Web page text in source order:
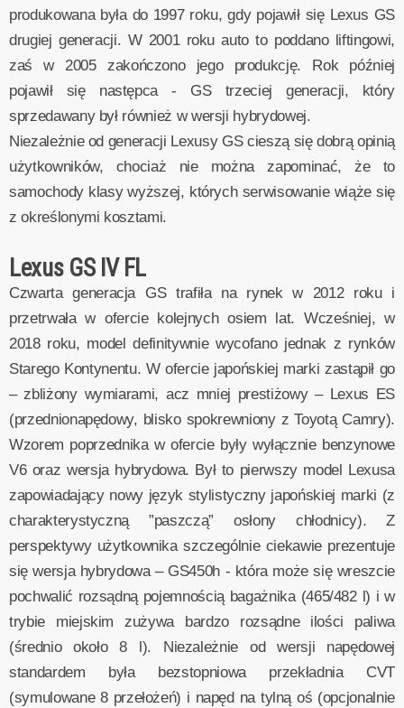
produkowana była do 1997 roku, gdy pojawił się Lexus GS
drugiej generacji. W 2001 roku auto to poddano liftingowi,
zaś w 2005 zakończono jego produkcję. Rok później
pojawił się następca - GS trzeciej generacji, który
sprzedawany był również w wersji hybrydowej.
Niezależnie od generacji Lexusy GS cieszą się dobrą opinią
użytkowników, chociaż nie można zapominać, że to
samochody klasy wyższej, których serwisowanie wiąże się
z określonymi kosztami.
Lexus GS IV FL
Czwarta generacja GS trafiła na rynek w 2012 roku i
przetrwała w ofercie kolejnych osiem lat. Wcześniej, w
2018 roku, model definitywnie wycofano jednak z rynków
Starego Kontynentu. W ofercie japońskiej marki zastąpił go
– zbliżony wymiarami, acz mniej prestiżowy – Lexus ES
(przednionapędowy, blisko spokrewniony z Toyotą Camry).
Wzorem poprzednika w ofercie były wyłącznie benzynowe
V6 oraz wersja hybrydowa. Był to pierwszy model Lexusa
zapowiadający nowy język stylistyczny japońskiej marki (z
charakterystyczną ”paszczą” osłony chłodnicy). Z
perspektywy użytkownika szczególnie ciekawie prezentuje
się wersja hybrydowa – GS450h - która może się wreszcie
pochwalić rozsądną pojemnością bagażnika (465/482 l) i w
trybie miejskim zużywa bardzo rozsądne ilości paliwa
(średnio około 8 l). Niezależnie od wersji napędowej
standardem była bezstopniowa przekładnia CVT
(symulowane 8 przełożeń) i napęd na tylną oś (opcjonalnie